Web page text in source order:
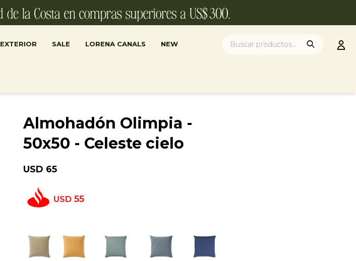
EXTERIOR SALE LORENA CANALS NEW
Almohadón Olimpia -
50x50 - Celeste cielo
USD 65
USD 55